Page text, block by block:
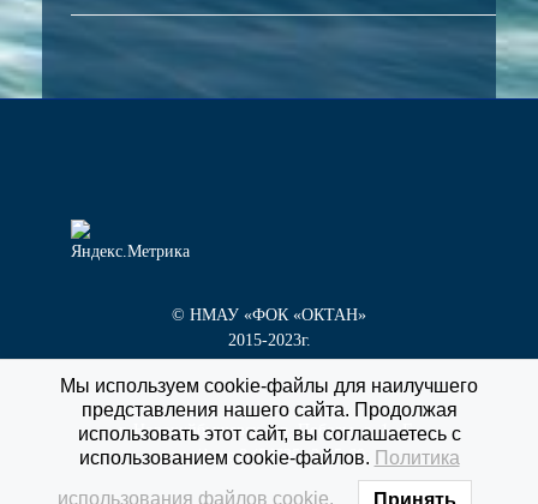
© НМАУ «ФОК «ОКТАН»
2015-2023г.
г. Новокуйбышевск, пр. Победы, д. 1 «Г»
тел/факс8 (84635) 3-55-60
Мы используем cookie-файлы для наилучшего
представления нашего сайта. Продолжая
использовать этот сайт, вы соглашаетесь с
использованием cookie-файлов. Политика
использования файлов cookie. Принять